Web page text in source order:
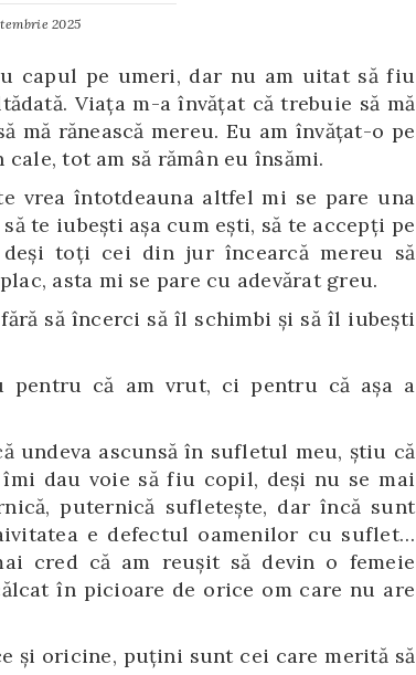
2025
capul pe umeri, dar nu am uitat să fiu
Viaţa m-a învăţat că trebuie să mă
mă rănească mereu. Eu am învăţat-o pe
tot am să rămân eu însămi.
vrea întotdeauna altfel mi se pare una
te iubeşti aşa cum eşti, să te accepţi pe
toţi cei din jur încearcă mereu să
asta mi se pare cu adevărat greu.
să încerci să îl schimbi şi să îl iubeşti
pentru că am vrut, ci pentru că aşa a
undeva ascunsă în sufletul meu, ştiu că
dau voie să fiu copil, deşi nu se mai
puternică sufleteşte, dar încă sunt
e defectul oamenilor cu suflet…
cred că am reuşit să devin o femeie
în picioare de orice om care nu are
şi oricine, puţini sunt cei care merită să